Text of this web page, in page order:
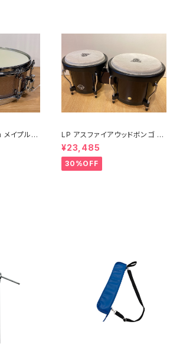
イプルス
S2HB
LP アスファイアウッドボンゴ LP
A601-DW (ダークウッド)
¥23,485
30%OFF